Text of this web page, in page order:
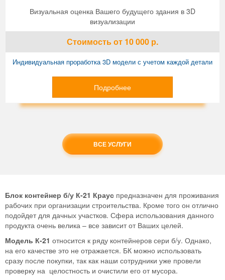
Визуальная оценка Вашего будущего здания в 3D
визуализации
Стоимостьот 10 000 р.
Индивидуальная проработка 3D модели с учетом каждой детали
Подробнее
ВСЕ УСЛУГИ
Блок контейнер б/у К-21 Краус предназначен для проживания
рабочих при организации строительства. Кроме того он отлично
подойдет для дачных участков. Сфера использования данного
продукта очень велика – все зависит от Ваших целей.
Модель К-21 относится к ряду контейнеров сери б/у. Однако,
на его качестве это не отражается. БК можно использовать
сразу после покупки, так как наши сотрудники уже провели
проверку на целостность и очистили его от мусора.